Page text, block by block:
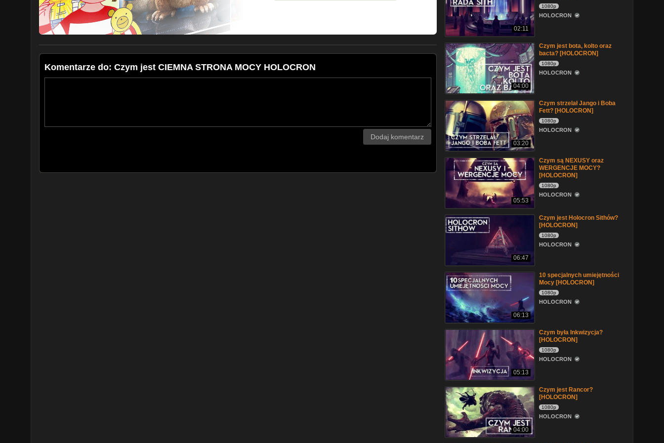
PLAYLISTA JEDI KNIGHT: JEDI ACADEMY (2003):
https://www.youtube.com/playlist?listPL8zmG5pLZGLHvEu1HeolX9hvrn1gV5ko2
PLAYLISTA JEDI KNIGHT II: JEDI OUTCAST (2002):
PLAYLISTA JEDI KNIGHT: MYSTERIES OF THE SITH (1998):
https://www.youtube.com/playlist?listPL8zmG5pLZGLHWw0SXvpamPrVg2rEaMk7D
Komentarze do: Czym jest CIEMNA STRONA MOCY HOLOCRON
Dodaj komentarz
02:11
1080p
HOLOCRON
04:00
Czym jest bota, kolto oraz
bacta? [HOLOCRON]
1080p
HOLOCRON
03:20
Czym strzelał Jango i Boba
Fett? [HOLOCRON]
1080p
HOLOCRON
05:53
Czym są NEXUSY oraz
WERGENCJE MOCY?
[HOLOCRON]
1080p
HOLOCRON
06:47
Czym jest Holocron Sithów?
[HOLOCRON]
1080p
HOLOCRON
06:13
10 specjalnych umiejętności
Mocy [HOLOCRON]
1080p
HOLOCRON
05:13
Czym była Inkwizycja?
[HOLOCRON]
1080p
HOLOCRON
04:00
Czym jest Rancor?
[HOLOCRON]
1080p
HOLOCRON